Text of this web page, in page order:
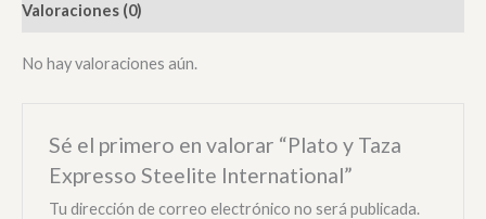
Valoraciones (0)
No hay valoraciones aún.
Sé el primero en valorar “Plato y Taza
Expresso Steelite International”
Tu dirección de correo electrónico no será publicada.